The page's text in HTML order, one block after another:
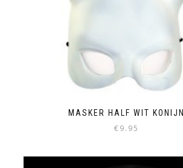
MASKER HALF WIT KONIJN
€9.95